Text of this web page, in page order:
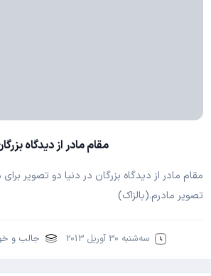
مقام مادر از دیدگاه
مقام مادر از دیدگاه بزرگان در دنیا دو تصویر
تصویر مادرم.(بالزاک)
سه‌شنبه 30 آوریل 2013 جالب و